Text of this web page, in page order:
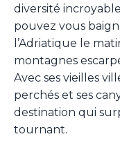
diversité
pouvez vous
l’Adriatique le
montagnes
Avec ses vieilles
perchés et ses
destination qui
tournant.